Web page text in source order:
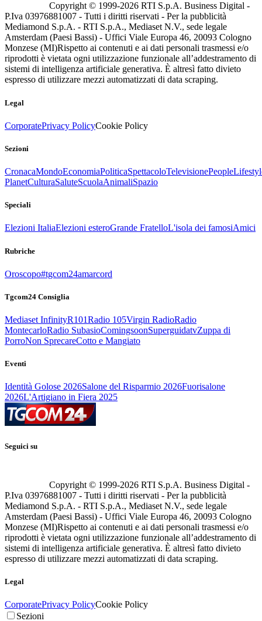
Copyright © 1999-2026 RTI S.p.A. Business Digital -
P.Iva 03976881007 - Tutti i diritti riservati - Per la pubblicità
Mediamond S.p.A. - RTI S.p.A., Mediaset N.V., sede legale
Amsterdam (Paesi Bassi) - Uffici Viale Europa 46, 20093 Cologno
Monzese (MI)Rispetto ai contenuti e ai dati personali trasmessi e/o
riprodotti è vietata ogni utilizzazione funzionale all’addestramento di
sistemi di intelligenza artificiale generativa. È altresì fatto divieto
espresso di utilizzare mezzi automatizzati di data scraping.
Legal
CorporatePrivacy PolicyCookie Policy
Sezioni
CronacaMondoEconomiaPoliticaSpettacoloTelevisionePeople
PlanetCulturaSaluteScuolaAnimaliSpazio
Speciali
Elezioni ItaliaElezioni esteroGrande FratelloL'isola dei famosiAmici
Rubriche
Oroscopo#tgcom24amarcord
Tgcom24 Consiglia
Mediaset InfinityR101Radio 105Virgin RadioRadio
MontecarloRadio SubasioComingsoonSuperguidatvZuppa di
PorroNon SprecareCotto e Mangiato
Eventi
Identità Golose 2026Salone del Risparmio 2026Fuorisalone
2026L'Artigiano in Fiera 2025
Seguici su
Copyright © 1999-2026 RTI S.p.A. Business Digital -
P.Iva 03976881007 - Tutti i diritti riservati - Per la pubblicità
Mediamond S.p.A. - RTI S.p.A., Mediaset N.V., sede legale
Amsterdam (Paesi Bassi) - Uffici Viale Europa 46, 20093 Cologno
Monzese (MI)Rispetto ai contenuti e ai dati personali trasmessi e/o
riprodotti è vietata ogni utilizzazione funzionale all’addestramento di
sistemi di intelligenza artificiale generativa. È altresì fatto divieto
espresso di utilizzare mezzi automatizzati di data scraping.
Legal
CorporatePrivacy PolicyCookie Policy
Sezioni